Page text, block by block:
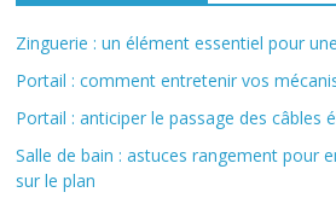
Zinguerie : un élément essentiel pour
Portail : comment entretenir vos
Portail : anticiper le passage des câbles
Salle de bain : astuces rangement pour
sur le plan